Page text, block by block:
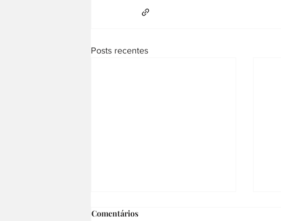
Posts recentes
Comentários